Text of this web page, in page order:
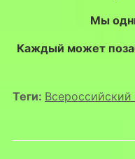
Мы
Каждый может
Теги: Всероссийский